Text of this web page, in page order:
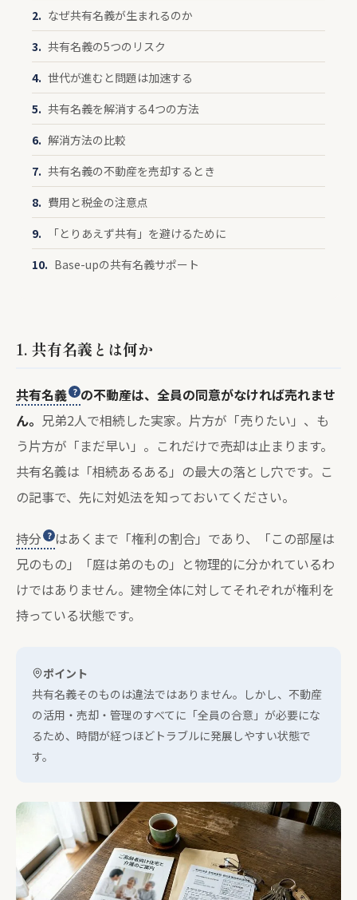
なぜ共有名義が生まれるのか
共有名義の5つのリスク
世代が進むと問題は加速する
共有名義を解消する4つの方法
解消方法の比較
共有名義の不動産を売却するとき
費用と税金の注意点
「とりあえず共有」を避けるために
Base-upの共有名義サポート
1. 共有名義とは何か
共有名義
の不動産は、全員の同意がなければ売れませ
ん。 兄弟2人で相続した実家。片方が「売りたい」、も
う片方が「まだ早い」。これだけで売却は止まります。
共有名義は「相続あるある」の最大の落とし穴です。こ
の記事で、先に対処法を知っておいてください。
持分
はあくまで「権利の割合」であり、「この部屋は
兄のもの」「庭は弟のもの」と物理的に分かれているわ
けではありません。建物全体に対してそれぞれが権利を
持っている状態です。
ポイント
共有名義そのものは違法ではありません。しかし、不動産
の活用・売却・管理のすべてに「全員の合意」が必要にな
るため、時間が経つほどトラブルに発展しやすい状態で
す。